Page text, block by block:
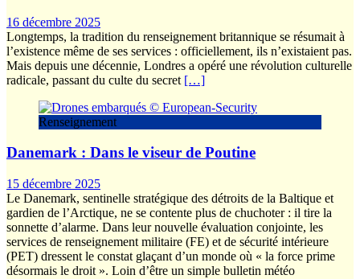
16 décembre 2025
Longtemps, la tradition du renseignement britannique se résumait à
l’existence même de ses services : officiellement, ils n’existaient pas.
Mais depuis une décennie, Londres a opéré une révolution culturelle
radicale, passant du culte du secret […]
Renseignement
Danemark : Dans le viseur de Poutine
15 décembre 2025
Le Danemark, sentinelle stratégique des détroits de la Baltique et
gardien de l’Arctique, ne se contente plus de chuchoter : il tire la
sonnette d’alarme. Dans leur nouvelle évaluation conjointe, les
services de renseignement militaire (FE) et de sécurité intérieure
(PET) dressent le constat glaçant d’un monde où « la force prime
désormais le droit ». Loin d’être un simple bulletin météo